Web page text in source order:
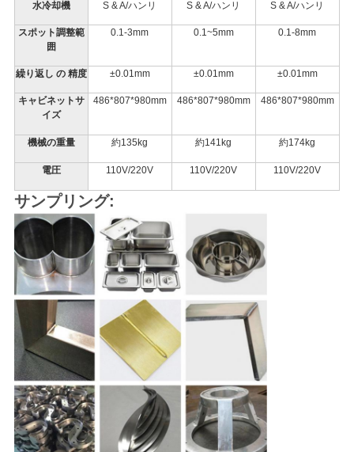
水冷却機 S & A/ハンリ S & A/ハンリ S & A/ハンリ
スポット調整範
囲
0.1-3mm 0.1~5mm 0.1-8mm
繰り返し の 精度 ±0.01mm ±0.01mm ±0.01mm
キャビネットサ
イズ
486*807*980mm 486*807*980mm 486*807*980mm
機械の重量 約135kg 約141kg 約174kg
電圧 110V/220V 110V/220V 110V/220V
サンプリング: